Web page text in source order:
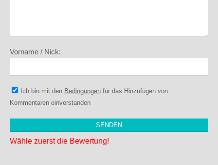
Vorname / Nick:
Ich bin mit den Bedingungen für das Hinzufügen von
Kommentaren einverstanden
Wähle zuerst die Bewertung!